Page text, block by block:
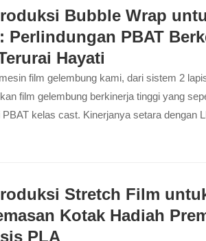
Bubble Wrap
Perlindungan PBAT
Hayati
film gelembung kami, dari sistem 2
film gelembung berkinerja tinggi yang
PBAT kelas cast. Kinerjanya setara dengan
perlindungan, sambil memastikan integritas
Stretch Film
Kotak Hadiah
PLA